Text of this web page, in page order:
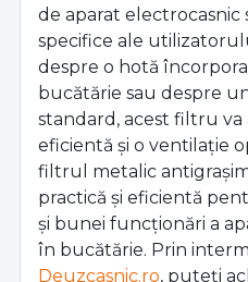
de aparat electrocasnic
specifice ale
despre o hotă
bucătărie sau despre
standard, acest filtru va
eficientă și o ventilație
filtrul metalic
practică și eficientă
și bunei funcționări a
în bucătărie. Prin
Deuzcasnic.ro, puteți